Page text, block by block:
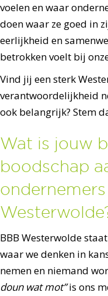
voelen en waar
doen waar ze goed in
eerlijkheid en
betrokken voelt bij
Vind jij een sterk
verantwoordelijkheid
ook belangrijk? Stem
Wat is jouw
boodschap
BBB Westerwolde
waar we denken in
nemen en niemand
doun wat mot”is ons